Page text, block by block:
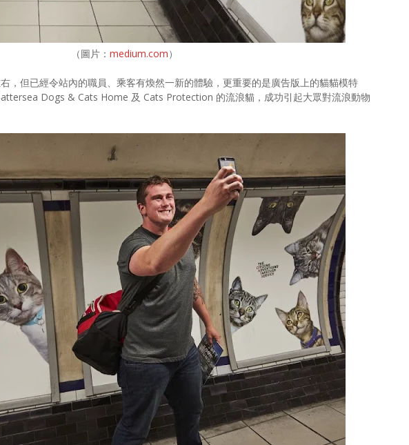
（圖片：medium.com）
，但已經令站內的職員、乘客有煥然一新的體驗，更重要的是廣告版上的貓貓模特
Dogs & Cats Home 及 Cats Protection 的流浪貓，成功引起大眾對流浪動物